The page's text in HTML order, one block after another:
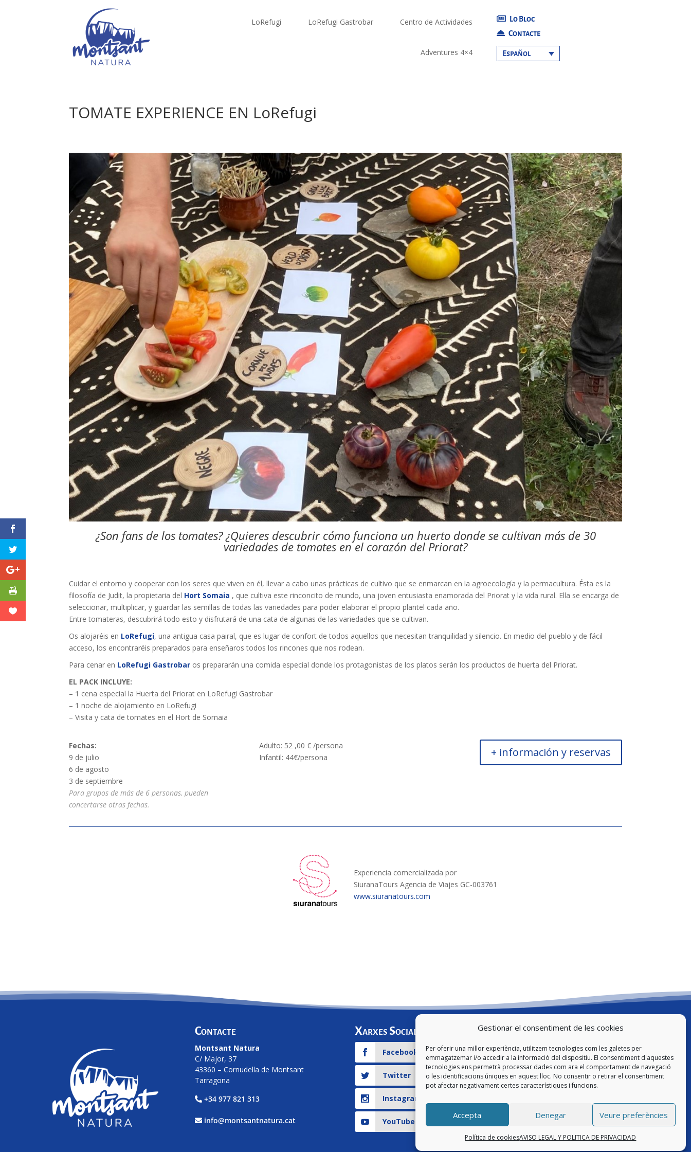
Gestionar el consentiment de les cookies
Per oferir una millor experiència, utilitzem tecnologies com les galetes per
emmagatzemar i/o accedir a la informació del dispositiu. El consentiment d'aquestes
tecnologies ens permetrà processar dades com ara el comportament de navegació
o les identificacions úniques en aquest lloc. No consentir o retirar el consentiment
pot afectar negativament certes característiques i funcions.
Accepta Denegar Veure preferències
Política de cookiesAVISO LEGAL Y POLITICA DE PRIVACIDAD
LoRefugi LoRefugi Gastrobar Centro de Actividades
Adventures 4×4
Lo Bloc
Contacte
Español
TOMATE EXPERIENCE EN LoRefugi
¿Son fans de los tomates? ¿Quieres descubrir cómo funciona un huerto donde se cultivan más de 30
variedades de tomates en el corazón del Priorat?
Cuidar el entorno y cooperar con los seres que viven en él, llevar a cabo unas prácticas de cultivo que se enmarcan en la agroecología y la permacultura. Ésta es la
filosofía de Judit, la propietaria del Hort Somaia , que cultiva este rinconcito de mundo, una joven entusiasta enamorada del Priorat y la vida rural. Ella se encarga de
seleccionar, multiplicar, y guardar las semillas de todas las variedades para poder elaborar el propio plantel cada año.
Entre tomateras, descubrirá todo esto y disfrutará de una cata de algunas de las variedades que se cultivan.
Os alojaréis en LoRefugi, una antigua casa pairal, que es lugar de confort de todos aquellos que necesitan tranquilidad y silencio. En medio del pueblo y de fácil
acceso, los encontraréis preparados para enseñaros todos los rincones que nos rodean.
Para cenar en LoRefugi Gastrobar os prepararán una comida especial donde los protagonistas de los platos serán los productos de huerta del Priorat.
EL PACK INCLUYE:
– 1 cena especial la Huerta del Priorat en LoRefugi Gastrobar
– 1 noche de alojamiento en LoRefugi
– Visita y cata de tomates en el Hort de Somaia
Fechas:
9 de julio
6 de agosto
3 de septiembre
Para grupos de más de 6 personas, pueden
concertarse otras fechas.
Adulto: 52 ,00 €/persona
Infantil: 44€/persona
+ información y reservas
Experiencia comercializada por
SiuranaTours Agencia de Viajes GC-003761
www.siuranatours.com
Contacte
Montsant Natura
C/ Major, 37
43360 – Cornudella de Montsant
Tarragona
+34 977 821 313
info@montsantnatura.cat
Xarxes Socials
Facebook
Twitter
Instagram
YouTube
Legal
Avís Legal i Política de Privacitat
Política de cookies